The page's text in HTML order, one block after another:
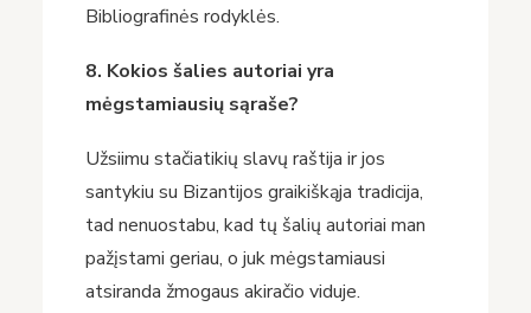
Bibliografinės rodyklės.
8. Kokios šalies autoriai yra
mėgstamiausių sąraše?
Užsiimu stačiatikių slavų raštija ir jos
santykiu su Bizantijos graikiškąja tradicija,
tad nenuostabu, kad tų šalių autoriai man
pažįstami geriau, o juk mėgstamiausi
atsiranda žmogaus akiračio viduje.